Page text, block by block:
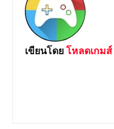
เขียนโดย โหลดเกมส์